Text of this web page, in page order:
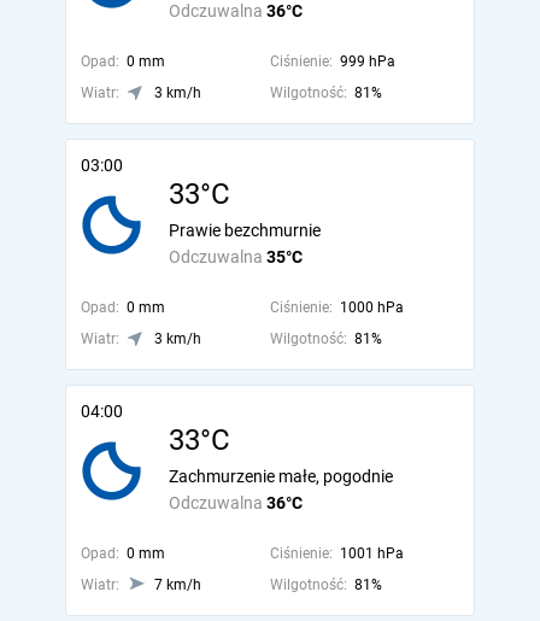
Odczuwalna 36°C
Opad: 0 mm Ciśnienie: 999 hPa
Wiatr:
3 km/h Wilgotność: 81%
03:00
33°C
Odczuwalna 35°C
Prawie bezchmurnie
Opad: 0 mm Ciśnienie: 1000 hPa
Wiatr:
3 km/h Wilgotność: 81%
04:00
33°C
Odczuwalna 36°C
Zachmurzenie małe, pogodnie
Opad: 0 mm Ciśnienie: 1001 hPa
Wiatr:
7 km/h Wilgotność: 81%